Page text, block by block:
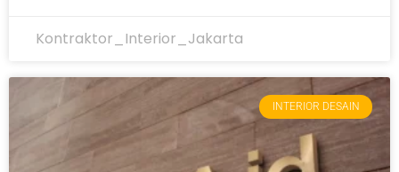
Kontraktor_Interior_Jakarta
INTERIOR DESAIN